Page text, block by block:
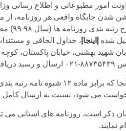
امور مطبوعاتی و اطلاع رسانی
شدن جایگاه واقعی هر روزنامه،
بندی روزنامه ها (سال ۹۸-۹۹) مطابق شیوه نامه مصوب
شده ] اینجا[
دریافت کنند.
از آنجا که برابر
می شود، نسبت به ارسال کامل
ذکر است، روزنامه های استانی
نمایند.